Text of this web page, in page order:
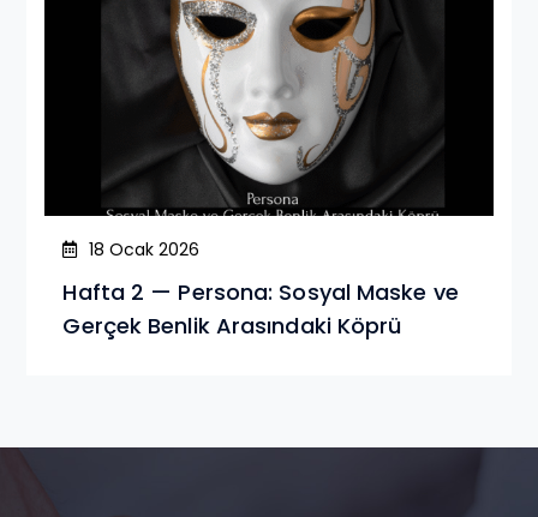
18 Ocak 2026
Hafta 2 — Persona: Sosyal Maske ve
Gerçek Benlik Arasındaki Köprü